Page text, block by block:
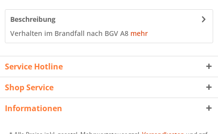
Beschreibung
Verhalten im Brandfall nach BGV A8 mehr
Service Hotline
Shop Service
Informationen